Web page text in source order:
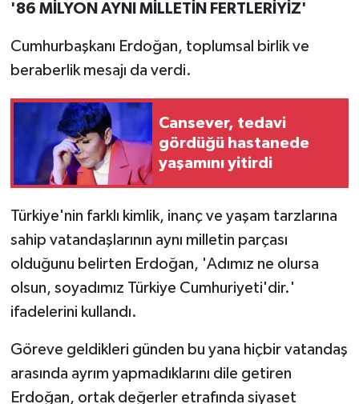
'86 MİLYON AYNI MİLLETİN FERTLERİYİZ'
Cumhurbaşkanı Erdoğan, toplumsal birlik ve
beraberlik mesajı da verdi.
Cansever, tedavi
gördüğü hastanede
yaşamını yitirdi
Türkiye'nin farklı kimlik, inanç ve yaşam tarzlarına
sahip vatandaşlarının aynı milletin parçası
olduğunu belirten Erdoğan, 'Adımız ne olursa
olsun, soyadımız Türkiye Cumhuriyeti'dir.'
ifadelerini kullandı.
Göreve geldikleri günden bu yana hiçbir vatandaş
arasında ayrım yapmadıklarını dile getiren
Erdoğan, ortak değerler etrafında siyaset